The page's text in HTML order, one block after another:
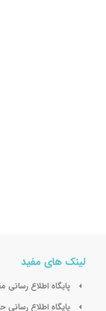
لینک های مفید
پايگاه اطلاع
پایگاه اطلاع رسانی